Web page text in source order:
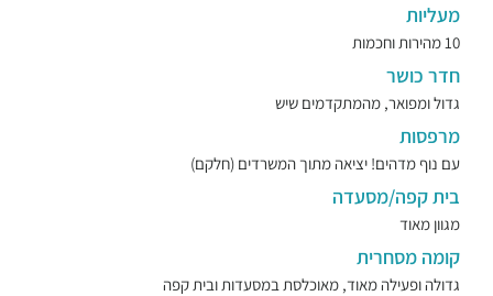
מעליות
10 מהירות וחכמות
חדר כושר
גדול ומפואר, מהמתקדמים שיש
מרפסות
עם נוף מדהים! יציאה מתוך המשרדים (חלקם)
בית קפה/מסעדה
מגוון מאוד
קומה מסחרית
גדולה ופעילה מאוד, מאוכלסת במסעדות ובית קפה